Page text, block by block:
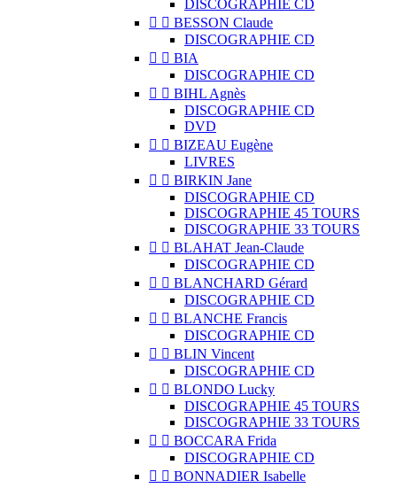
DISCOGRAPHIE CD
  BESSON Claude
DISCOGRAPHIE CD
  BIA
DISCOGRAPHIE CD
  BIHL Agnès
DISCOGRAPHIE CD
DVD
  BIZEAU Eugène
LIVRES
  BIRKIN Jane
DISCOGRAPHIE CD
DISCOGRAPHIE 45 TOURS
DISCOGRAPHIE 33 TOURS
  BLAHAT Jean-Claude
DISCOGRAPHIE CD
  BLANCHARD Gérard
DISCOGRAPHIE CD
  BLANCHE Francis
DISCOGRAPHIE CD
  BLIN Vincent
DISCOGRAPHIE CD
  BLONDO Lucky
DISCOGRAPHIE 45 TOURS
DISCOGRAPHIE 33 TOURS
  BOCCARA Frida
DISCOGRAPHIE CD
  BONNADIER Isabelle